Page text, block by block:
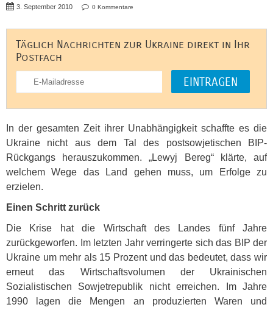
3. September 2010 0 Kommentare
Täglich Nachrichten zur Ukraine direkt in Ihr
Postfach
In der gesamten Zeit ihrer Unabhängigkeit schaffte es die
Ukraine nicht aus dem Tal des postsowjetischen
BIP-
Rückgangs herauszukommen. „Lewyj Bereg“ klärte, auf
welchem Wege das Land gehen muss, um Erfolge zu
erzielen.
Einen Schritt zurück
Die Krise hat die Wirtschaft des Landes fünf Jahre
zurückgeworfen. Im letzten Jahr verringerte sich das BIP der
Ukraine um mehr als 15 Prozent und das bedeutet, dass wir
erneut das Wirtschaftsvolumen der Ukrainischen
Sozialistischen Sowjetrepublik nicht erreichen. Im Jahre
1990 lagen die Mengen an produzierten Waren und